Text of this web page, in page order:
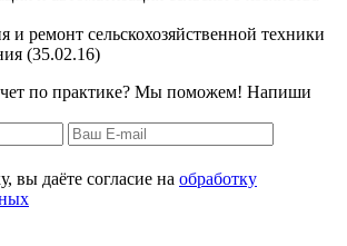
и ремонт сельскохозяйственной техники
(35.02.16)
по практике? Мы поможем! Напиши
вы даёте согласие на обработку